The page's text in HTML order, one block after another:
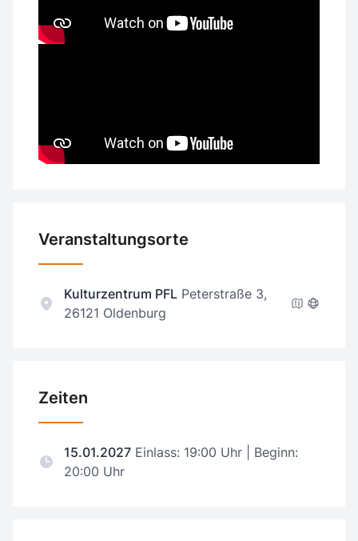
Veranstaltungsorte
Kulturzentrum PFL Peterstraße 3,
26121 Oldenburg
Zeiten
15.01.2027 Einlass: 19:00 Uhr | Beginn:
20:00 Uhr